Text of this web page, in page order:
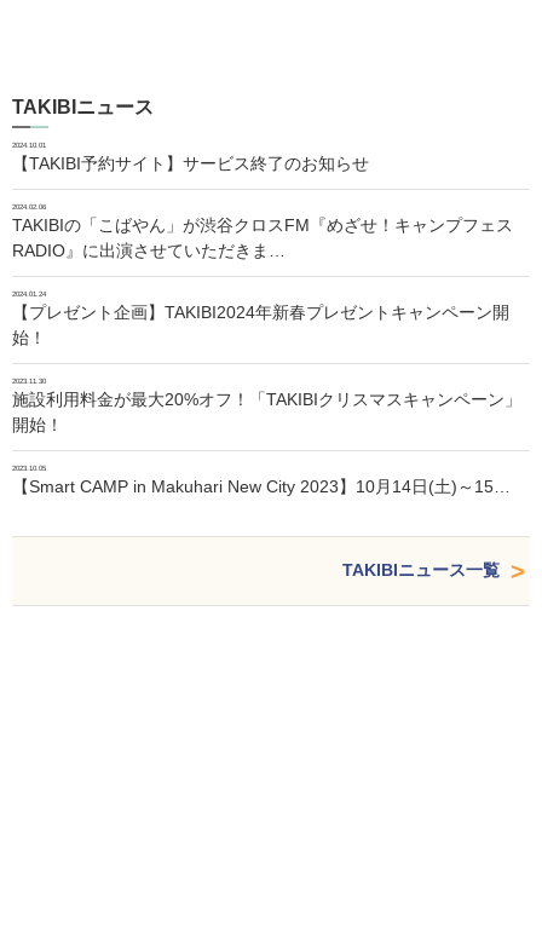
TAKIBIニュース
2024.10.01
【TAKIBI予約サイト】サービス終了のお知らせ
2024.02.06
TAKIBIの「こばやん」が渋谷クロスFM『めざせ！キャンプフェス
RADIO』に出演させていただきま…
2024.01.24
【プレゼント企画】TAKIBI2024年新春プレゼントキャンペーン開
始！
2023.11.30
施設利用料金が最大20%オフ！「TAKIBIクリスマスキャンペーン」
開始！
2023.10.05
【Smart CAMP in Makuhari New City 2023】10月14日(土)～15…
TAKIBIニュース一覧